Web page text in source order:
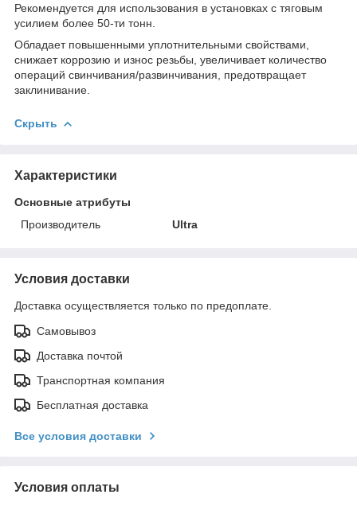
Рекомендуется для использования в установках с тяговым
усилием более 50-ти тонн.
Обладает повышенными уплотнительными свойствами,
снижает коррозию и износ резьбы, увеличивает количество
операций свинчивания/развинчивания, предотвращает
заклинивание.
Скрыть
Характеристики
Основные атрибуты
Производитель
Ultra
Условия доставки
Доставка осуществляется только по предоплате.
Самовывоз
Доставка почтой
Транспортная компания
Бесплатная доставка
Все условия доставки
Условия оплаты